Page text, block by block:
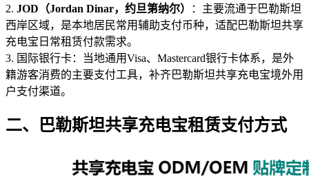
2. JOD（Jordan Dinar，约旦第纳尔）
：主要流通于巴勒斯坦
西岸区域，是本地居民常用辅助支付币种，适配巴勒斯坦共享
充电宝日常租赁付款需求。
3. 国际银行卡：当地通用Visa、Mastercard银行卡体系，是外
籍游客消费的主要支付工具，补齐巴勒斯坦共享充电宝境外用
户支付渠道。
二、巴勒斯坦共享充电宝租赁支付方式